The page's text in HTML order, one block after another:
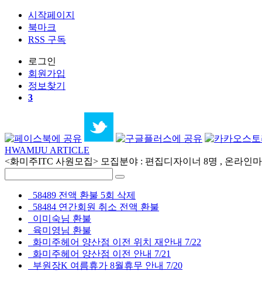
시작페이지
북마크
RSS 구독
로그인
회원 가입
정보찾기
3
HWAMIJU ARTICLE
<화미주ITC 사원모집> 모집분야 : 편집디자이너 8명 , 온라인
58489 전액 환불 5회 삭제
58484 연간회원 취소 전액 환불
이미숙님 환불
육미영님 환불
화미주헤어 양산점 이전 위치 재안내 7/22
화미주헤어 양산점 이전 안내 7/21
부원장K 여름휴가 8월휴무 안내 7/20